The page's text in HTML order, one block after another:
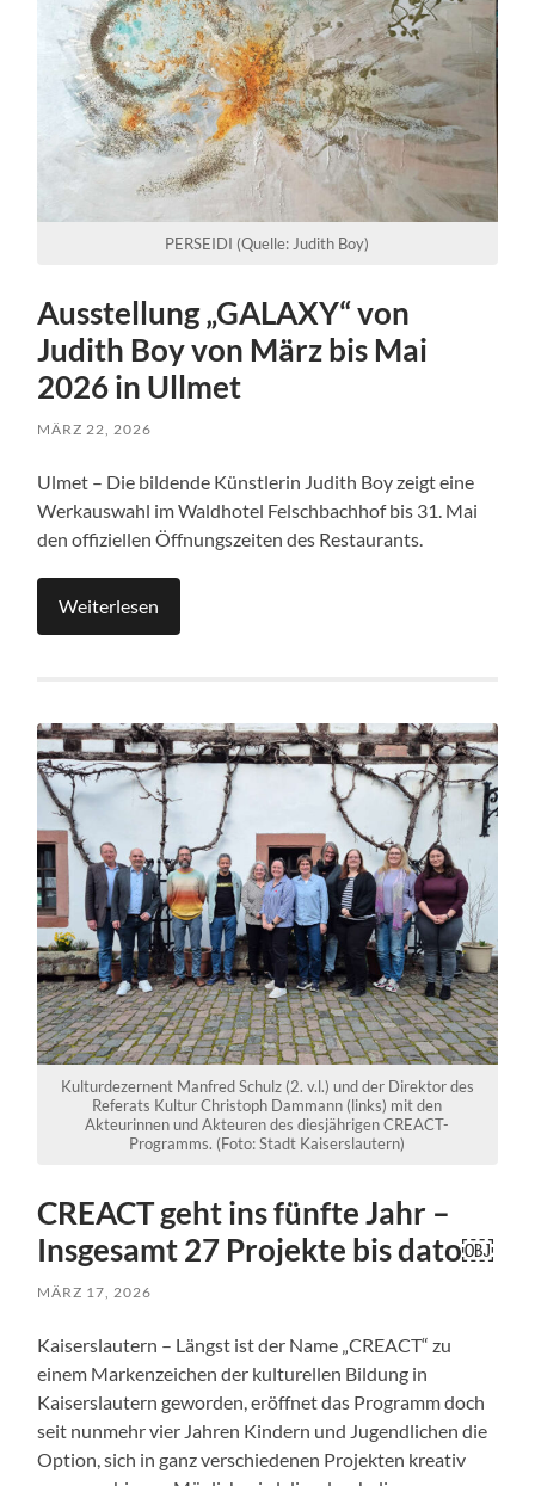
PERSEIDI (Quelle: Judith Boy)
Ausstellung „GALAXY“ von
Judith Boy von März bis Mai
2026 in Ullmet
MÄRZ 22, 2026
Ulmet – Die bildende Künstlerin Judith Boy zeigt eine
Werkauswahl im Waldhotel Felschbachhof bis 31. Mai
den offiziellen Öffnungszeiten des Restaurants.
Weiterlesen
Kulturdezernent Manfred Schulz (2. v.l.) und der Direktor des
Referats Kultur Christoph Dammann (links) mit den
Akteurinnen und Akteuren des diesjährigen CREACT-
Programms. (Foto: Stadt Kaiserslautern)
CREACT geht ins fünfte Jahr –
Insgesamt 27 Projekte bis dato￼
MÄRZ 17, 2026
Kaiserslautern – Längst ist der Name „CREACT“ zu
einem Markenzeichen der kulturellen Bildung in
Kaiserslautern geworden, eröffnet das Programm doch
seit nunmehr vier Jahren Kindern und Jugendlichen die
Option, sich in ganz verschiedenen Projekten kreativ